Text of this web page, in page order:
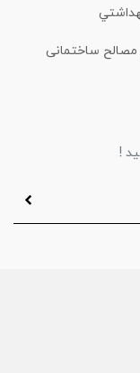
ساختمانی
!